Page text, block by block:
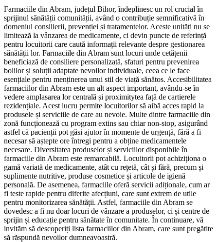
Farmaciile din Abram, județul Bihor, îndeplinesc un rol crucial în
sprijinul sănătății comunității, având o contribuție semnificativă în
domeniul consilierii, prevenției și tratamentelor. Aceste unități nu se
limitează la vânzarea de medicamente, ci devin puncte de referință
pentru locuitorii care caută informații relevante despre gestionarea
sănătății lor. Farmaciile din Abram sunt locuri unde cetățenii
beneficiază de consiliere personalizată, sfaturi pentru prevenirea
bolilor și soluții adaptate nevoilor individuale, ceea ce le face
esențiale pentru menținerea unui stil de viață sănătos. Accesibilitatea
farmaciilor din Abram este un alt aspect important, avându-se în
vedere amplasarea lor centrală și proximitytea față de cartierele
rezidențiale. Acest lucru permite locuitorilor să aibă acces rapid la
produsele și serviciile de care au nevoie. Multe dintre farmaciile din
zonă funcționează cu program extins sau chiar non-stop, asigurând
astfel că pacienții pot găsi ajutor în momente de urgență, fără a fi
necesar să aștepte ore întregi pentru a obține medicamentele
necesare. Diversitatea produselor și serviciilor disponibile în
farmaciile din Abram este remarcabilă. Locuitorii pot achiziționa o
gamă variată de medicamente, atât cu rețetă, cât și fără, precum și
suplimente nutritive, produse cosmetice și articole de igienă
personală. De asemenea, farmaciile oferă servicii adiționale, cum ar
fi teste rapide pentru diferite afecțiuni, care sunt extrem de utile
pentru monitorizarea sănătății. Astfel, farmaciile din Abram se
dovedesc a fi nu doar locuri de vânzare a produselor, ci și centre de
sprijin și educație pentru sănătate în comunitate. În continuare, vă
invităm să descoperiți lista farmaciilor din Abram, care sunt pregătite
să răspundă nevoilor dumneavoastră.